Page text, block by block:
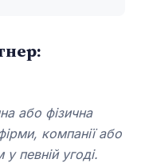
або фізична
компанії або
певній угоді.